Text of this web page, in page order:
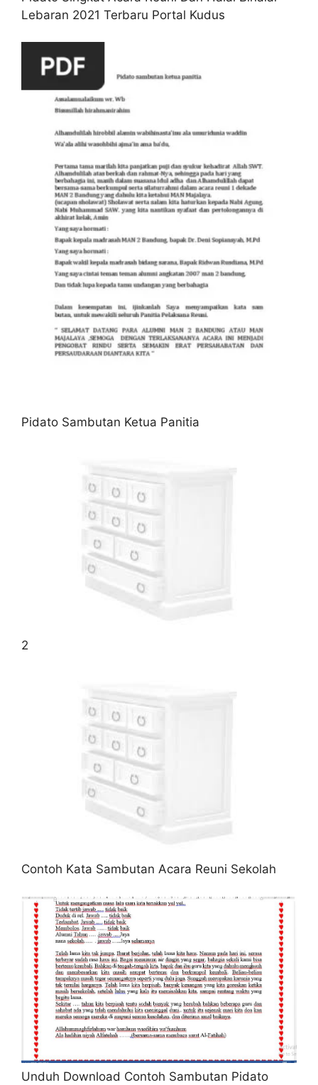
Lebaran 2021 Terbaru Portal Kudus
Pidato Sambutan Ketua Panitia
2
Contoh Kata Sambutan Acara Reuni Sekolah
Unduh Download Contoh Sambutan Pidato